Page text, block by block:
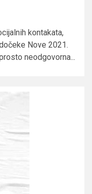
kontakata,
Nove 2021.
neodgovorna...